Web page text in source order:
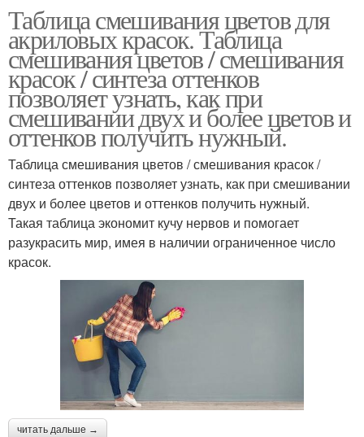
Таблица смешивания цветов для
акриловых красок. Таблица
смешивания цветов / смешивания
красок / синтеза оттенков
позволяет узнать, как при
смешивании двух и более цветов и
оттенков получить нужный.
Таблица смешивания цветов / смешивания красок /
синтеза оттенков позволяет узнать, как при смешивании
двух и более цветов и оттенков получить нужный.
Такая таблица экономит кучу нервов и помогает
разукрасить мир, имея в наличии ограниченное число
красок.
читать дальше →